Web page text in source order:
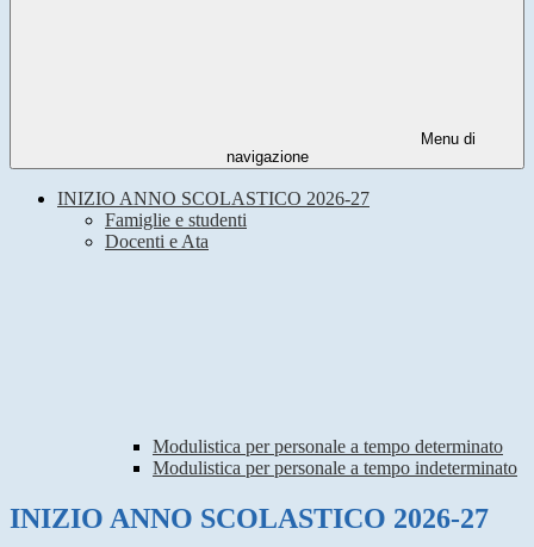
Menu di
navigazione
INIZIO ANNO SCOLASTICO 2026-27
Famiglie e studenti
Docenti e Ata
Modulistica per personale a tempo determinato
Modulistica per personale a tempo indeterminato
INIZIO ANNO SCOLASTICO 2026-27